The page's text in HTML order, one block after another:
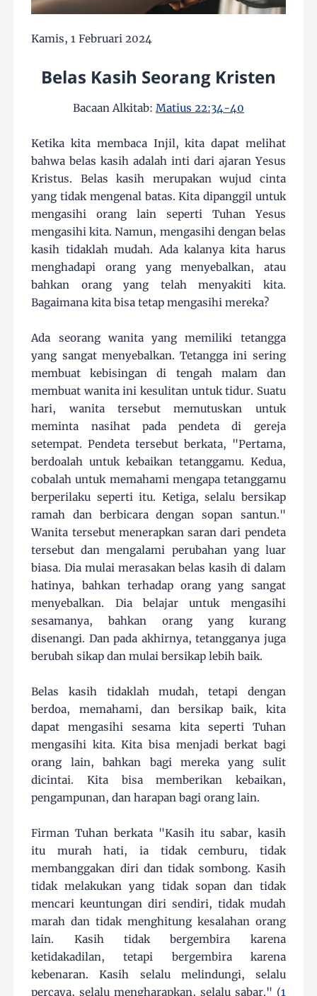
Kamis, 1 Februari 2024
Belas Kasih Seorang Kristen
Bacaan Alkitab: Matius 22:34-40
Ketika kita membaca Injil, kita dapat melihat
bahwa belas kasih adalah inti dari ajaran Yesus
Kristus. Belas kasih merupakan wujud cinta
yang tidak mengenal batas. Kita dipanggil untuk
mengasihi orang lain seperti Tuhan Yesus
mengasihi kita. Namun, mengasihi dengan belas
kasih tidaklah mudah. Ada kalanya kita harus
menghadapi orang yang menyebalkan, atau
bahkan orang yang telah menyakiti kita.
Bagaimana kita bisa tetap mengasihi mereka?
Ada seorang wanita yang memiliki tetangga
yang sangat menyebalkan. Tetangga ini sering
membuat kebisingan di tengah malam dan
membuat wanita ini kesulitan untuk tidur. Suatu
hari, wanita tersebut memutuskan untuk
meminta nasihat pada pendeta di gereja
setempat. Pendeta tersebut berkata, "Pertama,
berdoalah untuk kebaikan tetanggamu. Kedua,
cobalah untuk memahami mengapa tetanggamu
berperilaku seperti itu. Ketiga, selalu bersikap
ramah dan berbicara dengan sopan santun."
Wanita tersebut menerapkan saran dari pendeta
tersebut dan mengalami perubahan yang luar
biasa. Dia mulai merasakan belas kasih di dalam
hatinya, bahkan terhadap orang yang sangat
menyebalkan. Dia belajar untuk mengasihi
sesamanya, bahkan orang yang kurang
disenangi. Dan pada akhirnya, tetangganya juga
berubah sikap dan mulai bersikap lebih baik.
Belas kasih tidaklah mudah, tetapi dengan
berdoa, memahami, dan bersikap baik, kita
dapat mengasihi sesama kita seperti Tuhan
mengasihi kita. Kita bisa menjadi berkat bagi
orang lain, bahkan bagi mereka yang sulit
dicintai. Kita bisa memberikan kebaikan,
pengampunan, dan harapan bagi orang lain.
Firman Tuhan berkata "Kasih itu sabar, kasih
itu murah hati, ia tidak cemburu, tidak
membanggakan diri dan tidak sombong. Kasih
tidak melakukan yang tidak sopan dan tidak
mencari keuntungan diri sendiri, tidak mudah
marah dan tidak menghitung kesalahan orang
lain. Kasih tidak bergembira karena
ketidakadilan, tetapi bergembira karena
kebenaran. Kasih selalu melindungi, selalu
percaya, selalu mengharapkan, selalu sabar." (1